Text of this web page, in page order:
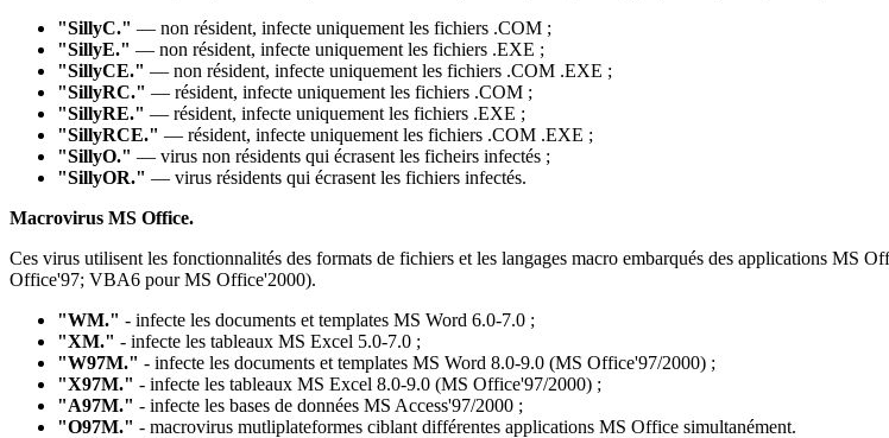
"SillyC." — non résident, infecte uniquement les fichiers .COM ;
"SillyE." — non résident, infecte uniquement les fichiers .EXE ;
"SillyCE." — non résident, infecte uniquement les fichiers .COM .EXE ;
"SillyRC." — résident, infecte uniquement les fichiers .COM ;
"SillyRE." — résident, infecte uniquement les fichiers .EXE ;
"SillyRCE." — résident, infecte uniquement les fichiers .COM .EXE ;
"SillyO." — virus non résidents qui écrasent les ficheirs infectés ;
"SillyOR." — virus résidents qui écrasent les fichiers infectés.
Macrovirus MS Office.
Ces virus utilisent les fonctionnalités des formats de fichiers et les langages macro embarqués des applications
Office'97; VBA6 pour MS Office'2000).
"WM." - infecte les documents et templates MS Word 6.0-7.0 ;
"XM." - infecte les tableaux MS Excel 5.0-7.0 ;
"W97M." - infecte les documents et templates MS Word 8.0-9.0 (MS Office'97/2000) ;
"X97M." - infecte les tableaux MS Excel 8.0-9.0 (MS Office'97/2000) ;
"A97M." - infecte les bases de données MS Access'97/2000 ;
"O97M." - macrovirus mutliplateformes ciblant différentes applications MS Office simultanément.